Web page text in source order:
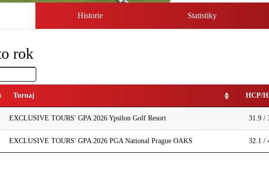
Historie Statistiky
rok
Turnaj HCP/
EXCLUSIVE TOURS' GPA 2026 Ypsilon Golf Resort 31.9 /
EXCLUSIVE TOURS' GPA 2026 PGA National Prague OAKS 32.1 /